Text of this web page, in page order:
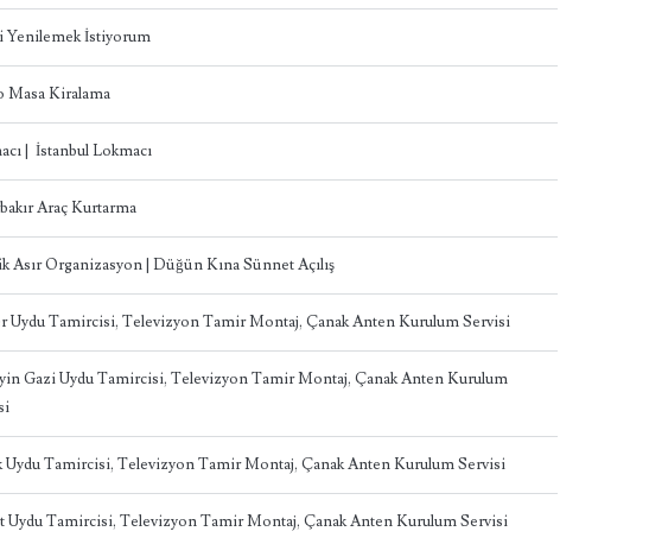
Yenilemek İstiyorum
Masa Kiralama
| İstanbul Lokmacı
Araç Kurtarma
Asır Organizasyon | Düğün Kına Sünnet Açılış
Uydu Tamircisi, Televizyon Tamir Montaj, Çanak Anten Kurulum Servisi
Gazi Uydu Tamircisi, Televizyon Tamir Montaj, Çanak Anten Kurulum
Uydu Tamircisi, Televizyon Tamir Montaj, Çanak Anten Kurulum Servisi
Uydu Tamircisi, Televizyon Tamir Montaj, Çanak Anten Kurulum Servisi